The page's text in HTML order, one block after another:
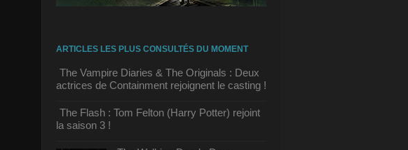
ARTICLES LES PLUS CONSULTÉS DU MOMENT
The Vampire Diaries & The Originals : Deux
actrices de Containment rejoignent le casting !
The Flash : Tom Felton (Harry Potter) rejoint
la saison 3 !